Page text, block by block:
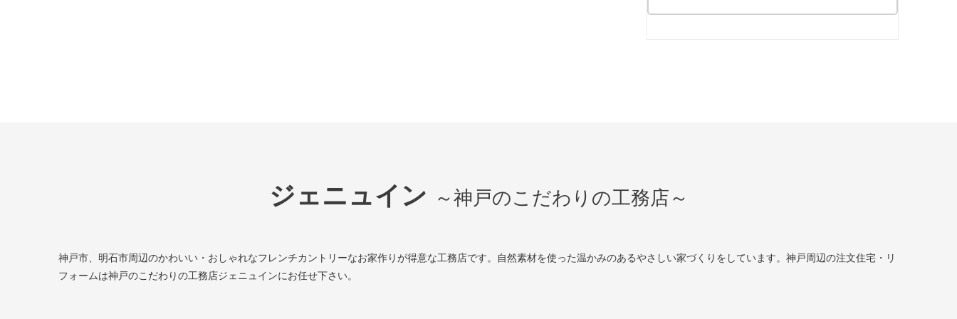
ジェニュイン ～神戸のこだわりの工務店～
神戸市、明石市周辺のかわいい・おしゃれなフレンチカントリーなお家作りが得意な工務店です。自然素材を使った温かみのあるやさしい家づくりをしています。神戸周辺の注文住宅・リ
フォームは神戸のこだわりの工務店ジェニュインにお任せ下さい。